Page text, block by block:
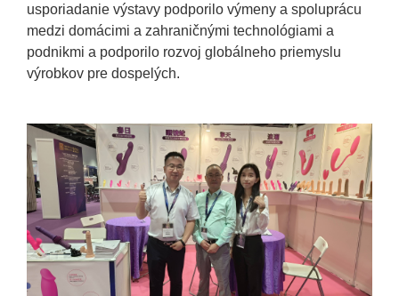
usporiadanie výstavy podporilo výmeny a spoluprácu
medzi domácimi a zahraničnými technológiami a
podnikmi a podporilo rozvoj globálneho priemyslu
výrobkov pre dospelých.